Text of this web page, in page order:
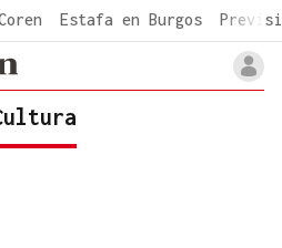
Estafa en Burgos